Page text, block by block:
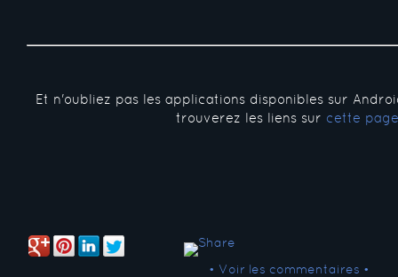
Et n'oubliez pas les applications disponibles sur
trouverez les liens sur cette page
• Voir les commentaires •